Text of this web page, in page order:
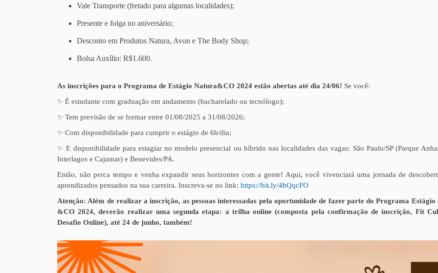
Vale Transporte (fretado para algumas localidades);
Presente e folga no aniversário;
Desconto em Produtos Natura, Avon e The Body Shop;
Bolsa Auxílio: R$1.600.
As inscrições para o Programa de Estágio Natura&CO 2024 estão abertas até dia 24/06! Se você:
✨ É estudante com graduação em andamento (bacharelado ou tecnólogo);
✨ Tem previsão de se formar entre 01/08/2025 a 31/08/2026;
✨ Com disponibilidade para cumprir o estágio de 6h/dia;
✨ E disponibilidade para estagiar no modelo presencial ou híbrido nas localidades das vagas: São Paulo/SP (Parque
Interlagos e Cajamar) e Benevides/PA.
Então, não perca tempo e venha expandir seus horizontes com a gente! Aqui, você vivenciará uma jornada de
aprendizados pensados na sua carreira. Inscreva-se no link: https://bit.ly/4bQqcFO
Atenção: Além de realizar a inscrição, as pessoas interessadas pela oportunidade de fazer parte do Programa
&CO 2024, deverão realizar uma segunda etapa: a trilha online (composta pela confirmação de inscrição, Fit
Desafio Online), até 24 de junho, também!